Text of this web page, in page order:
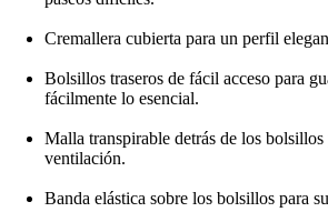
Cremallera cubierta para un perfil
Bolsillos traseros de fácil acceso para
fácilmente lo esencial.
Malla transpirable detrás de los
ventilación.
Banda elástica sobre los bolsillos para